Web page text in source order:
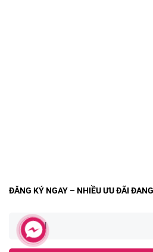
ĐĂNG KÝ NGAY – NHIỀU ƯU ĐÃI